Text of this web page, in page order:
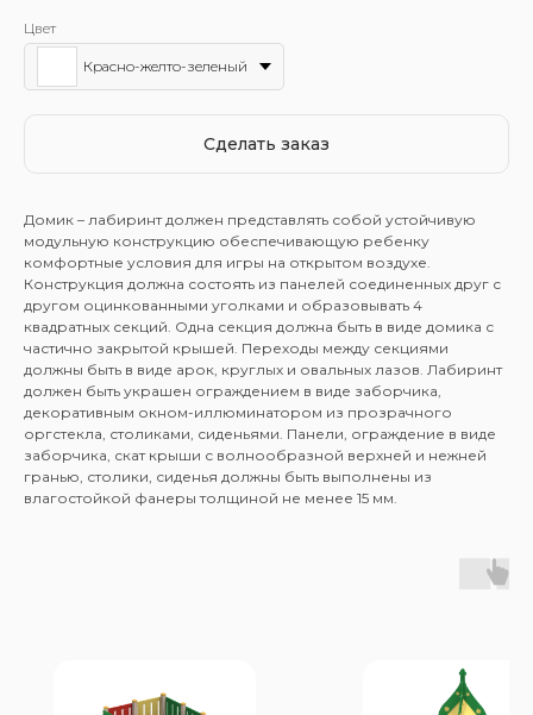
Цвет
Красно-желто-зеленый
Сделать заказ
Домик – лабиринт должен представлять собой устойчивую
модульную конструкцию обеспечивающую ребенку
комфортные условия для игры на открытом воздухе.
Конструкция должна состоять из панелей соединенных друг с
другом оцинкованными уголками и образовывать 4
квадратных секций. Одна секция должна быть в виде домика с
частично закрытой крышей. Переходы между секциями
должны быть в виде арок, круглых и овальных лазов. Лабиринт
должен быть украшен ограждением в виде заборчика,
декоративным окном-иллюминатором из прозрачного
оргстекла, столиками, сиденьями. Панели, ограждение в виде
заборчика, скат крыши с волнообразной верхней и нежней
гранью, столики, сиденья должны быть выполнены из
влагостойкой фанеры толщиной не менее 15 мм.